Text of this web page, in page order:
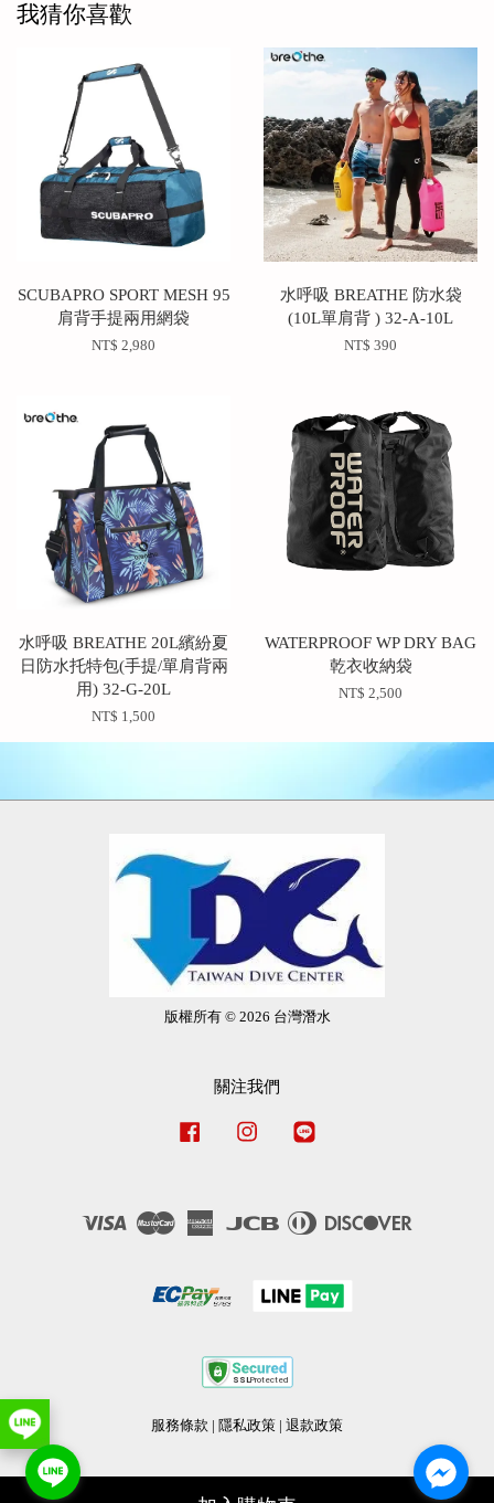
我猜你喜歡
SCUBAPRO SPORT MESH 95
肩背手提兩用網袋
NT$ 2,980
水呼吸 BREATHE 防水袋
(10L單肩背 ) 32-A-10L
NT$ 390
水呼吸 BREATHE 20L繽紛夏
日防水托特包(手提/單肩背兩
用) 32-G-20L
NT$ 1,500
WATERPROOF WP DRY BAG
乾衣收納袋
NT$ 2,500
版權所有 © 2026 台灣潛水
關注我們
Facebook Instagram
Visa Master
American
JCB
Diners
服務條款 | 隱私政策 | 退款政策